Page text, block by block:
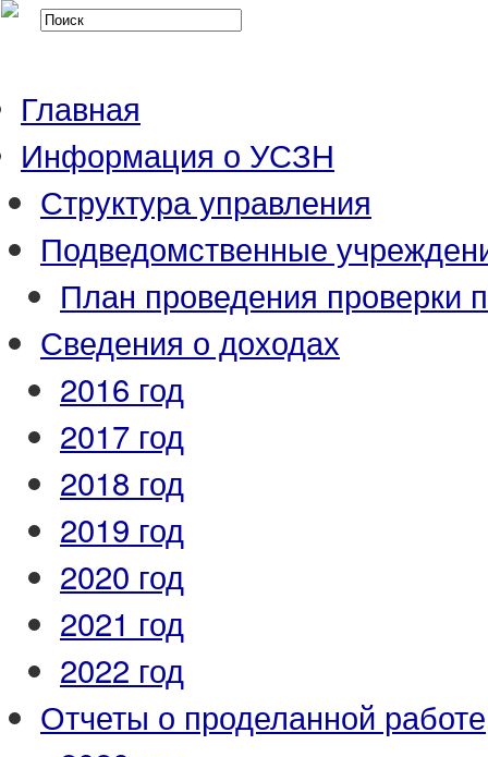
Главная
Информация о УСЗН
Структура управления
Подведомственные
План проведения проверки
Сведения о доходах
2016 год
2017 год
2018 год
2019 год
2020 год
2021 год
2022 год
Отчеты о проделанной работе